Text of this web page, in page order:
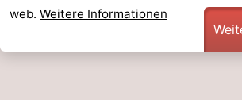
web. Weitere Informationen